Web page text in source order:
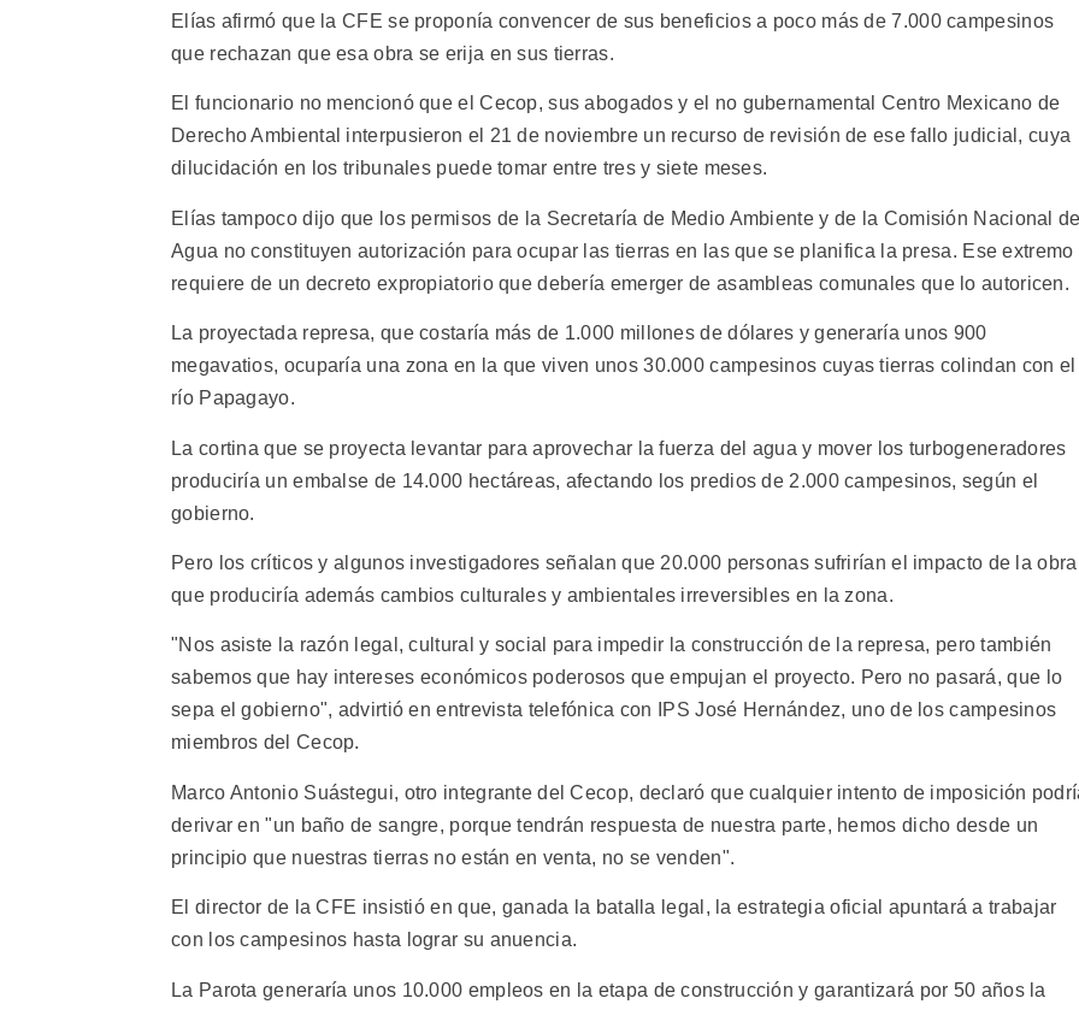
Elías afirmó que la CFE se proponía convencer de sus beneficios a poco más de 7.000 campesinos
que rechazan que esa obra se erija en sus tierras.
El funcionario no mencionó que el Cecop, sus abogados y el no gubernamental Centro Mexicano de
Derecho Ambiental interpusieron el 21 de noviembre un recurso de revisión de ese fallo judicial, cuya
dilucidación en los tribunales puede tomar entre tres y siete meses.
Elías tampoco dijo que los permisos de la Secretaría de Medio Ambiente y de la Comisión Nacional
Agua no constituyen autorización para ocupar las tierras en las que se planifica la presa. Ese extremo
requiere de un decreto expropiatorio que debería emerger de asambleas comunales que lo autoricen.
La proyectada represa, que costaría más de 1.000 millones de dólares y generaría unos 900
megavatios, ocuparía una zona en la que viven unos 30.000 campesinos cuyas tierras colindan con el
río Papagayo.
La cortina que se proyecta levantar para aprovechar la fuerza del agua y mover los turbogeneradores
produciría un embalse de 14.000 hectáreas, afectando los predios de 2.000 campesinos, según el
gobierno.
Pero los críticos y algunos investigadores señalan que 20.000 personas sufrirían el impacto de la
que produciría además cambios culturales y ambientales irreversibles en la zona.
"Nos asiste la razón legal, cultural y social para impedir la construcción de la represa, pero también
sabemos que hay intereses económicos poderosos que empujan el proyecto. Pero no pasará, que lo
sepa el gobierno", advirtió en entrevista telefónica con IPS José Hernández, uno de los campesinos
miembros del Cecop.
Marco Antonio Suástegui, otro integrante del Cecop, declaró que cualquier intento de imposición
derivar en "un baño de sangre, porque tendrán respuesta de nuestra parte, hemos dicho desde un
principio que nuestras tierras no están en venta, no se venden".
El director de la CFE insistió en que, ganada la batalla legal, la estrategia oficial apuntará a trabajar
con los campesinos hasta lograr su anuencia.
La Parota generaría unos 10.000 empleos en la etapa de construcción y garantizará por 50 años la